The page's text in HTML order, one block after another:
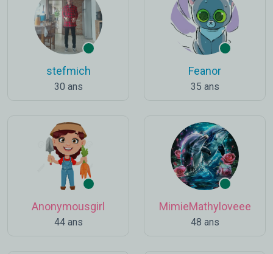
stefmich
30 ans
Feanor
35 ans
Anonymousgirl
44 ans
MimieMathyloveee
48 ans